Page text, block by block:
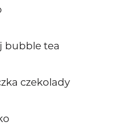
bubble tea
czekolady